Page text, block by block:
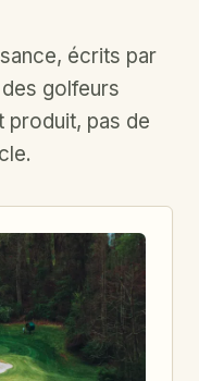
écrits par
golfeurs
produit, pas de